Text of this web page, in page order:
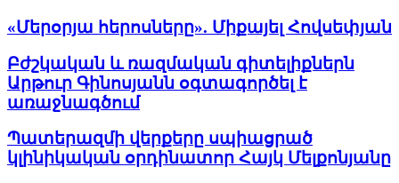
«Մերօրյա հերոսները». Միքայել Հովսեփյան
Բժշկական և ռազմական գիտելիքներն
Արթուր Գինոսյանն օգտագործել է
առաջնագծում
Պատերազմի վերքերը սպիացրած
կլինիկական օրդինատոր Հայկ Մելքոնյանը